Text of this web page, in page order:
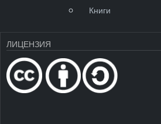
Книги
ЛИЦЕНЗИЯ